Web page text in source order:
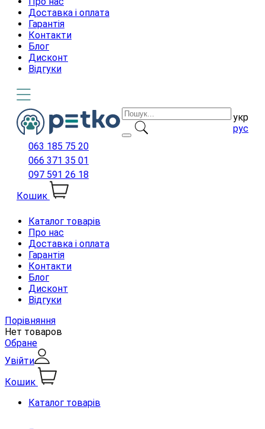
Доставка і оплата
Гарантія
Контакти
Блог
Дисконт
Відгуки
укр
рус
063 185 75 20
066 371 35 01
097 591 26 18
Кошик
Каталог товарів
Про нас
Доставка і оплата
Гарантія
Контакти
Блог
Дисконт
Відгуки
Порівняння
Нет товаров
Обране
Увійти
Кошик
Каталог товарів